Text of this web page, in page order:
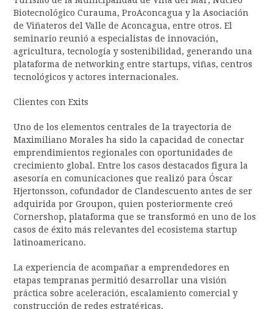
Biotecnológico Curauma, ProAconcagua y la Asociación
de Viñateros del Valle de Aconcagua, entre otros. El
seminario reunió a especialistas de innovación,
agricultura, tecnología y sostenibilidad, generando una
plataforma de networking entre startups, viñas, centros
tecnológicos y actores internacionales.
Clientes con Exits
Uno de los elementos centrales de la trayectoria de
Maximiliano Morales ha sido la capacidad de conectar
emprendimientos regionales con oportunidades de
crecimiento global. Entre los casos destacados figura la
asesoría en comunicaciones que realizó para Óscar
Hjertonsson, cofundador de Clandescuento antes de ser
adquirida por Groupon, quien posteriormente creó
Cornershop, plataforma que se transformó en uno de los
casos de éxito más relevantes del ecosistema startup
latinoamericano.
La experiencia de acompañar a emprendedores en
etapas tempranas permitió desarrollar una visión
práctica sobre aceleración, escalamiento comercial y
construcción de redes estratégicas.